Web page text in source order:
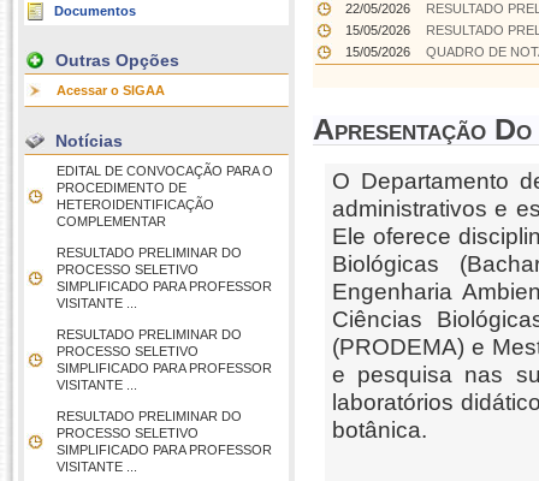
Documentos
Outras Opções
Acessar o SIGAA
Notícias
EDITAL DE CONVOCAÇÃO PARA O
PROCEDIMENTO DE
HETEROIDENTIFICAÇÃO
COMPLEMENTAR
RESULTADO PRELIMINAR DO
PROCESSO SELETIVO
SIMPLIFICADO PARA PROFESSOR
VISITANTE ...
RESULTADO PRELIMINAR DO
PROCESSO SELETIVO
SIMPLIFICADO PARA PROFESSOR
VISITANTE ...
RESULTADO PRELIMINAR DO
PROCESSO SELETIVO
SIMPLIFICADO PARA PROFESSOR
VISITANTE ...
22/05/2026
RESULTADO
15/05/2026
RESULTADO
15/05/2026
QUADRO DE
Apresentação
O Departamento
administrativos e
Ele oferece
Biológicas
Engenharia
Ciências
(PRODEMA) e
e pesquisa nas
laboratórios
botânica.